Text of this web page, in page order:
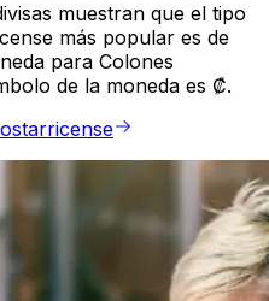
muestran que el tipo
más popular es de
para Colones
de la moneda es ₡.